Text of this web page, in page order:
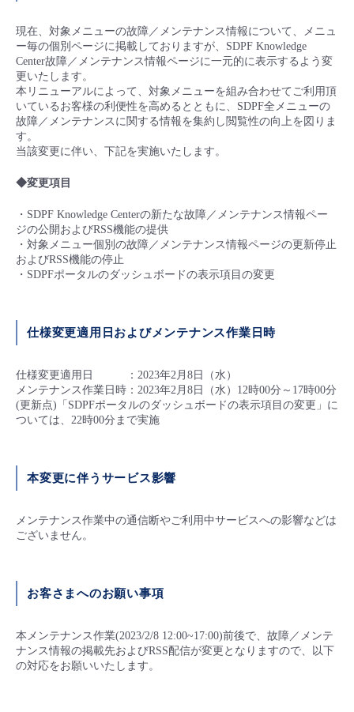
- Flexible Remote Access
- vUTM2
現在、対象メニューの故障／メンテナンス情報について、メニュ
ー毎の個別ページに掲載しておりますが、SDPF Knowledge
Center故障／メンテナンス情報ページに一元的に表示するよう変
更いたします。
本リニューアルによって、対象メニューを組み合わせてご利用頂
いているお客様の利便性を高めるとともに、SDPF全メニューの
故障／メンテナンスに関する情報を集約し閲覧性の向上を図りま
す。
当該変更に伴い、下記を実施いたします。
◆変更項目
・SDPF Knowledge Centerの新たな故障／メンテナンス情報ペー
ジの公開およびRSS機能の提供
・対象メニュー個別の故障／メンテナンス情報ページの更新停止
およびRSS機能の停止
・SDPFポータルのダッシュボードの表示項目の変更
仕様変更適用日およびメンテナンス作業日時
仕様変更適用日 ：2023年2月8日（水）
メンテナンス作業日時：2023年2月8日（水）12時00分～17時00分
(更新点)「SDPFポータルのダッシュボードの表示項目の変更」に
ついては、22時00分まで実施
本変更に伴うサービス影響
メンテナンス作業中の通信断やご利用中サービスへの影響などは
ございません。
お客さまへのお願い事項
本メンテナンス作業(2023/2/8 12:00~17:00)前後で、故障／メンテ
ナンス情報の掲載先およびRSS配信が変更となりますので、以下
の対応をお願いいたします。